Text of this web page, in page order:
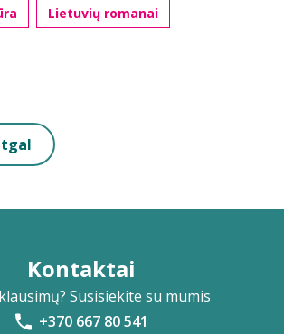
Lietuvių romanai
Kontaktai
Susisiekite su mumis
+370 667 80 541